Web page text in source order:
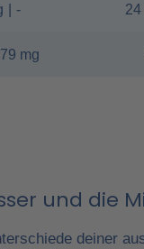
-
mg
24
und die
deiner